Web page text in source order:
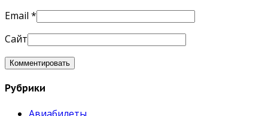
Email *
Сайт
Рубрики